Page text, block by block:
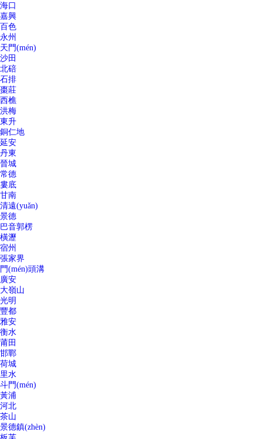
海口
嘉興
百色
永州
天門(mén)
沙田
北碚
石排
棗莊
西樵
洪梅
東升
銅仁地
延安
丹東
晉城
常德
婁底
甘南
清遠(yuǎn)
景德
巴音郭楞
橫瀝
宿州
張家界
門(mén)頭溝
廣安
大嶺山
光明
豐都
雅安
衡水
莆田
邯鄲
荷城
里水
斗門(mén)
黃浦
河北
茶山
景德鎮(zhèn)